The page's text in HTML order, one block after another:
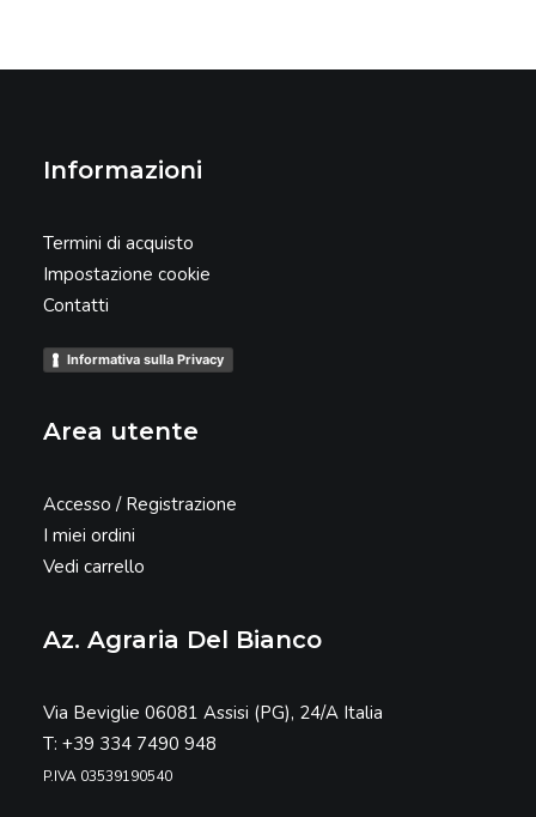
Informazioni
Termini di acquisto
Impostazione cookie
Contatti
Informativa sulla Privacy
Area utente
Accesso / Registrazione
I miei ordini
Vedi carrello
Az. Agraria Del Bianco
Via Beviglie 06081 Assisi (PG), 24/A Italia
T: +39 334 7490 948
P.IVA 03539190540